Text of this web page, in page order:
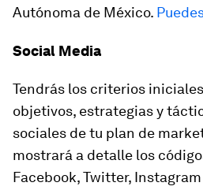
Autónoma de México.
Social Media
Tendrás los criterios
objetivos, estrategias y
sociales de tu plan de
mostrará a detalle los
Facebook, Twitter,